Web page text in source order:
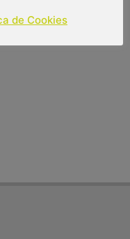
de Cookies